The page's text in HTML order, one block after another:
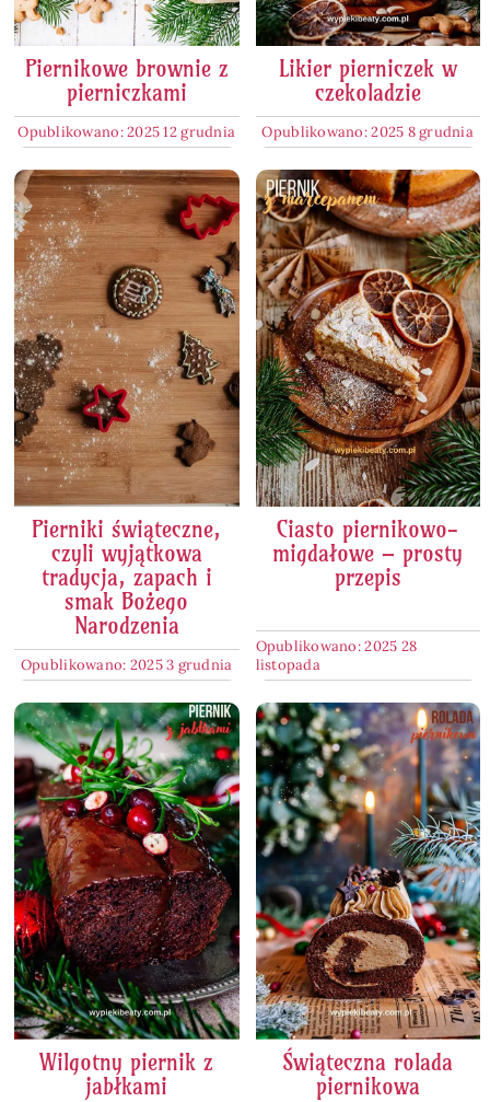
Piernikowe brownie z
pierniczkami
Opublikowano: 2025 12 grudnia
Likier pierniczek w
czekoladzie
Opublikowano: 2025 8 grudnia
Pierniki świąteczne,
czyli wyjątkowa
tradycja, zapach i
smak Bożego
Narodzenia
Opublikowano: 2025 3 grudnia
Ciasto piernikowo-
migdałowe – prosty
przepis
Opublikowano: 2025 28
listopada
Wilgotny piernik z
jabłkami
Świąteczna rolada
piernikowa